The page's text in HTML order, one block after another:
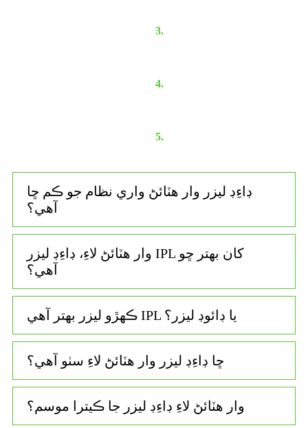
3.
4.
5.
ڊاءِڊ ليزر وار هٽائڻ واري نظام جو ڪم ڇا
آهي؟
وار هٽائڻ لاءِ، ڊاءِڊ ليزر IPL کان بهتر ڇو
آهي؟
ڪهڙو ليزر بهتر آهي IPL يا ڊائوڊ ليزر؟
ڇا ڊاءِڊ ليزر وار هٽائڻ لاءِ سٺو آهي؟
وار هٽائڻ لاءِ ڊاءِڊ ليزر جا ڪيترا موسم؟